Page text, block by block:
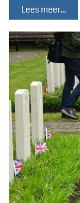
Lees meer...